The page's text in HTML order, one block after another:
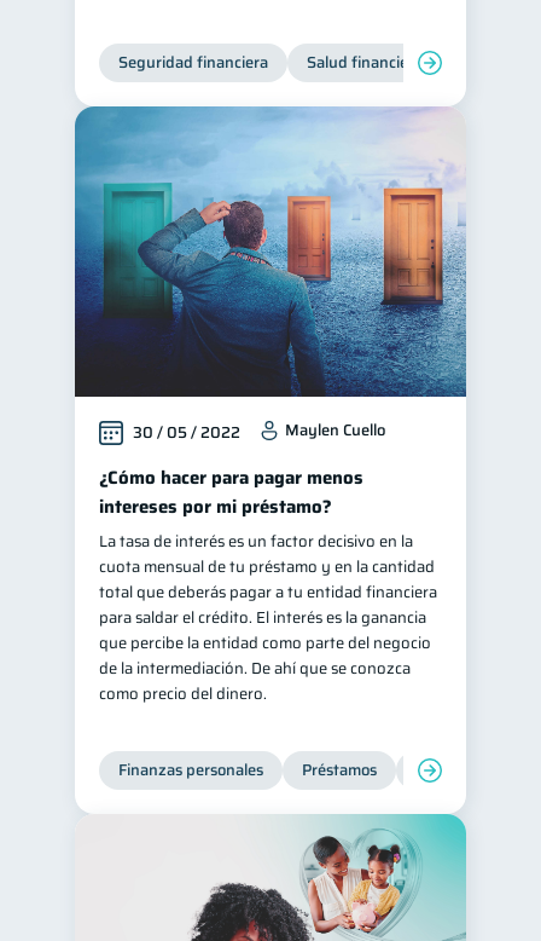
Seguridad financiera Salud financiera
30 / 05 / 2022 Maylen Cuello
¿Cómo hacer para pagar menos
intereses por mi préstamo?
La tasa de interés es un factor decisivo en la
cuota mensual de tu préstamo y en la cantidad
total que deberás pagar a tu entidad financiera
para saldar el crédito. El interés es la ganancia
que percibe la entidad como parte del negocio
de la intermediación. De ahí que se conozca
como precio del dinero.
Finanzas personales Préstamos Productos